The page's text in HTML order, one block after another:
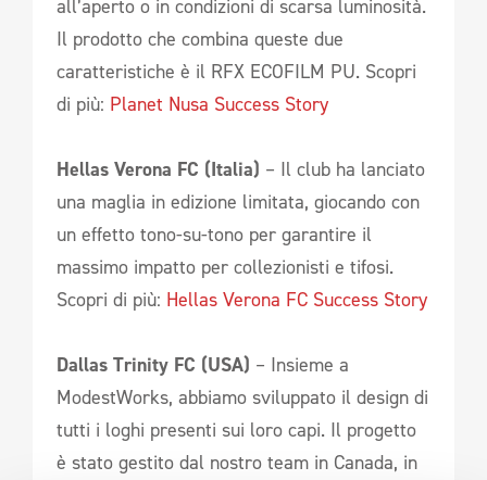
all’aperto o in condizioni di scarsa luminosità.
Il prodotto che combina queste due
caratteristiche è il RFX ECOFILM PU. Scopri
di più: Planet Nusa Success Story
Hellas Verona FC (Italia) – Il club ha lanciato
una maglia in edizione limitata, giocando con
un effetto tono-su-tono per garantire il
massimo impatto per collezionisti e tifosi.
Scopri di più: Hellas Verona FC Success Story
Dallas Trinity FC (USA) – Insieme a
ModestWorks, abbiamo sviluppato il design di
tutti i loghi presenti sui loro capi. Il progetto
è stato gestito dal nostro team in Canada, in